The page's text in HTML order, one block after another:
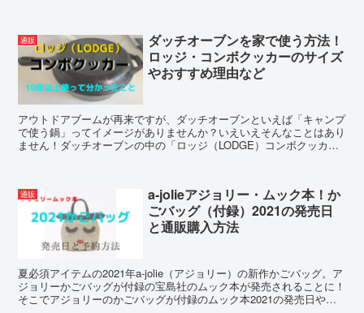
通販
ダッチオーブンを家で使う方法！
ロッジ・コンボクッカーのサイズ
やおすすめ理由など
アウトドアブームが再来ですが、ダッチオーブンといえば「キャンプ
で使う鍋」ってイメージがありませんか？いえいえそんなことはあり
ません！ダッチオーブンの中の「ロッジ（LODGE）コンボクッカ
通販
a-jolieアジョリー・ムック本！か
ごバッグ（付録）2021の発売日
と通販購入方法
夏必須アイテムの2021年a-jolie（アジョリー）の新作かごバッグ。ア
ジョリーかごバッグが付録の宝島社のムック本が発売されることに！
そこでアジョリーのかごバッグが付録のムック本2021の発売日や店